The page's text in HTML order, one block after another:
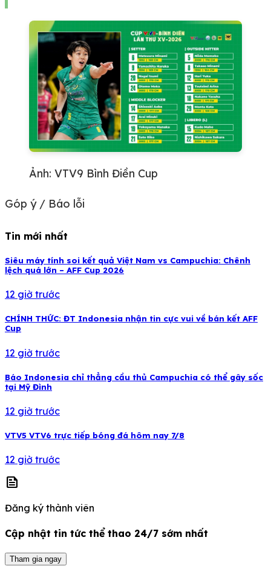
Ảnh: VTV9 Bình Điền Cup
Góp ý / Báo lỗi
Tin mới nhất
Siêu máy tính soi kết quả Việt Nam vs Campuchia: Chênh
lệch quá lớn – AFF Cup 2026
12 giờ trước
CHÍNH THỨC: ĐT Indonesia nhận tin cực vui về bán kết AFF
Cup
12 giờ trước
Báo Indonesia chỉ thẳng cầu thủ Campuchia có thể gây sốc
tại Mỹ Đình
12 giờ trước
VTV5 VTV6 trực tiếp bóng đá hôm nay 7/8
12 giờ trước
news
Đăng ký thành viên
Cập nhật tin tức thể thao 24/7 sớm nhất
Tham gia ngay